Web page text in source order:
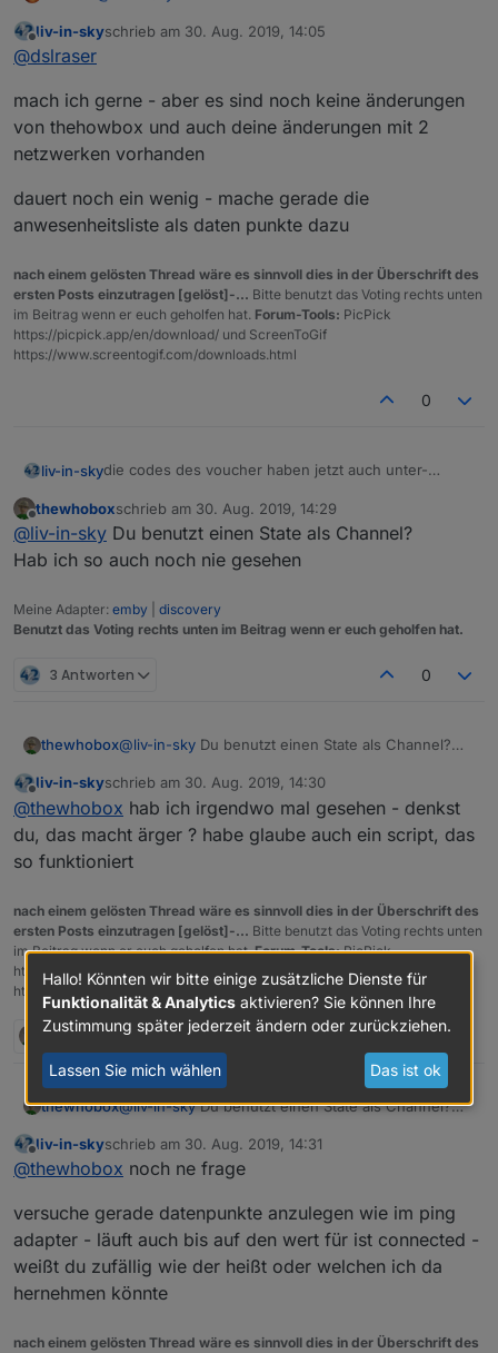
Script komplett (den obersten Benutzerteil kannst Du
Offline
liv-in-skyschrieb am 30. Aug. 2019, 14:05
zuletzt editiert von
@dslraser
mach ich gerne - aber es sind noch keine änderungen
von thehowbox und auch deine änderungen mit 2
netzwerken vorhanden
dauert noch ein wenig - mache gerade die
anwesenheitsliste als daten punkte dazu
nach einem gelösten Thread wäre es sinnvoll dies in der Überschrift des
ersten Posts einzutragen [gelöst]-... Bitte benutzt das Voting rechts unten
im Beitrag wenn er euch geholfen hat. Forum-Tools: PicPick
https://picpick.app/en/download/ und ScreenToGif
https://www.screentogif.com/downloads.html
0
liv-in-skydie codes des voucher haben jetzt auch unter-
getVoucher():
Spoiler
schaut so aus:
Offline
thewhoboxschrieb am 30. Aug. 2019, 14:29
zuletzt editiert von
@liv-in-sky Du benutzt einen State als Channel?
Hab ich so auch noch nie gesehen
Meine Adapter: emby
discovery
Benutzt das Voting rechts unten im Beitrag wenn er euch geholfen hat.
3 Antworten 0
thewhobox@liv-in-sky Du benutzt einen State als Channel?
Offline
liv-in-skyschrieb am 30. Aug. 2019, 14:30
zuletzt editiert von
@thewhobox hab ich irgendwo mal gesehen - denkst
du, das macht ärger ? habe glaube auch ein script, das
so funktioniert
nach einem gelösten Thread wäre es sinnvoll dies in der Überschrift des
ersten Posts einzutragen [gelöst]-... Bitte benutzt das Voting rechts unten
im Beitrag wenn er euch geholfen hat.Forum-Tools:PicPick
https://picpick.app/en/download/ und ScreenToGif
https://www.screentogif.com/downloads.html
1 Antwort 0
thewhobox@liv-in-skyDu benutzt einen State als Channel?
Offline
liv-in-skyschrieb am 30. Aug. 2019, 14:31
zuletzt editiert von
@thewhobox noch ne frage
versuche gerade datenpunkte anzulegen wie im ping
adapter - läuft auch bis auf den wert für ist connected -
weißt du zufällig wie der heißt oder welchen ich da
hernehmen könnte
nach einem gelösten Thread wäre es sinnvoll dies in der Überschrift des
Hallo! Könnten wir bitte einige zusätzliche Dienste für
Funktionalität & Analytics aktivieren? Sie können Ihre
Zustimmung später jederzeit ändern oder zurückziehen.
Lassen Sie mich wählen Das ist ok